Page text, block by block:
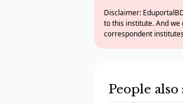
Disclaimer:
to this institute. And
correspondent
People